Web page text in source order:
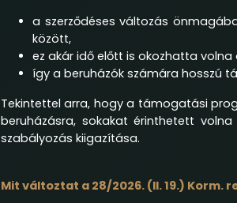
a szerződéses változás
között,
ez akár idő előtt is okozhatta volna
így a beruházók számára hosszú
Tekintettel arra, hogy a támogatási
beruházásra, sokakat érinthetett
szabályozás kiigazítása.
Mit változtat a 28/2026. (II. 19.) Korm.